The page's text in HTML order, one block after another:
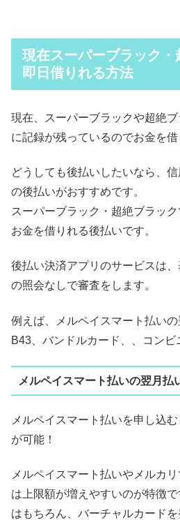
現在スーパーブラック・
即日借りれる方法
現在、スーパーブラックや超絶
に記録が残っているのでお金を借
どうしても後払いしたいなら、
の後払いがおすすめです。
スーパーブラック・超絶ブラッ
お金を借りれる後払いです。
後払い決済アプリのサービスは
の照会なしで審査をします。
例えば、メルペイスマート払いの
B43、バンドルカード、、コンビ
メルペイスマート払いの翌月払
メルペイスマート払いを申し込
が可能！
メルペイスマート払いやメルカ
は上限額が増えやすいのが特徴
はもちろん、バーチャルカード